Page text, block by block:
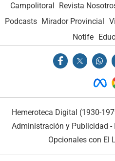
Campolitoral Revista
Podcasts Mirador Provincial
Notife
Hemeroteca Digital (1930-
Administración y Publicidad -
Opcionales con El